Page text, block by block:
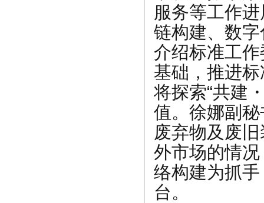
服务等工作
链构建、数
介绍标准工
基础，推进
将探索“共建
值。徐娜副
废弃物及废
外市场的情
络构建为抓
台。